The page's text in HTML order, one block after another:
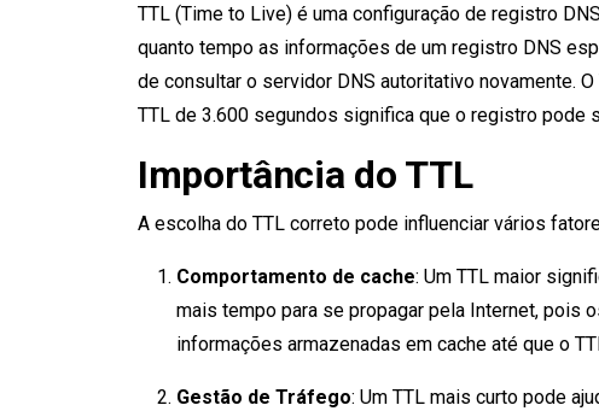
TTL (Time to Live) é uma configuração de registro
quanto tempo as informações de um registro DNS
de consultar o servidor DNS autoritativo novamente.
TTL de 3.600 segundos significa que o registro pode
Importância do TTL
A escolha do TTL correto pode influenciar vários
Comportamento de cache: Um TTL maior
mais tempo para se propagar pela Internet, pois
informações armazenadas em cache até que o
Gestão de Tráfego: Um TTL mais curto pode